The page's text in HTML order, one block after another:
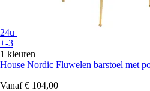
24u
+-3
1 kleuren
House Nordic Fluwelen barstoel met
Vanaf € 104,00